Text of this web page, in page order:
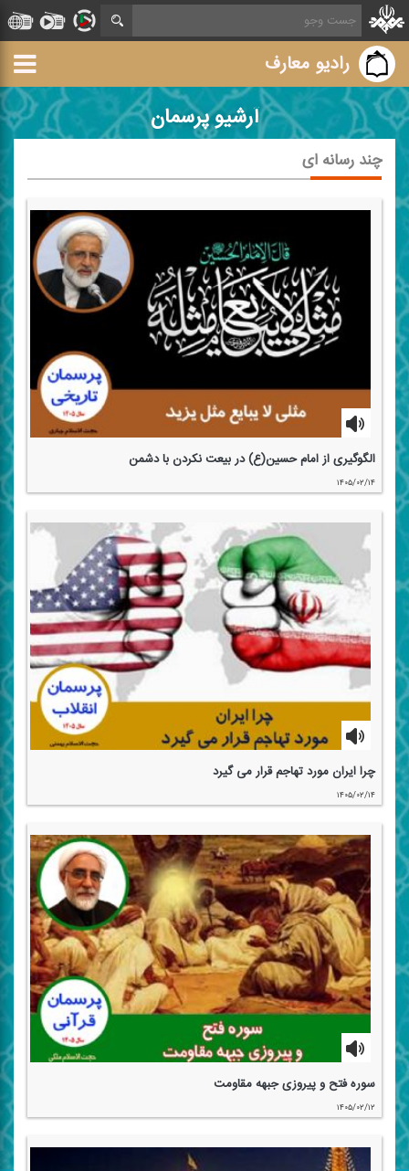
رادیو معارف
آرشیو پرسمان
چند رسانه ای
الگوگیری از امام حسین(ع) در بیعت نكردن با دشمن
۱۴۰۵/۰۲/۱۴
چرا ایران مورد تهاجم قرار می گیرد
۱۴۰۵/۰۲/۱۴
سوره فتح و پیروزی جبهه مقاومت
۱۴۰۵/۰۲/۱۲